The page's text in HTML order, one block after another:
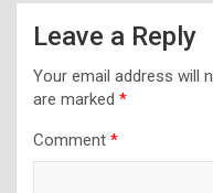
Leave a Reply
Your email address will
are marked *
Comment *